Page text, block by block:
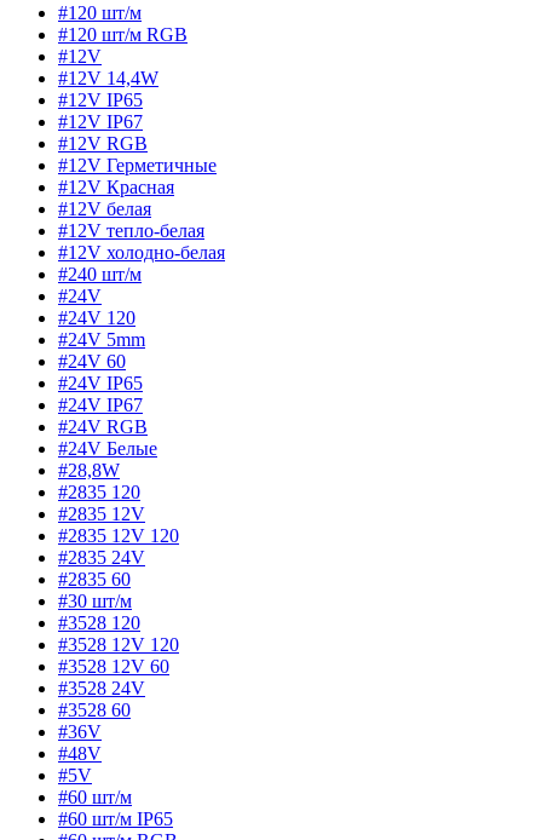
#120 шт/м
#120 шт/м RGB
#12V
#12V 14,4W
#12V IP65
#12V IP67
#12V RGB
#12V Герметичные
#12V Красная
#12V белая
#12V тепло-белая
#12V холодно-белая
#240 шт/м
#24V
#24V 120
#24V 5mm
#24V 60
#24V IP65
#24V IP67
#24V RGB
#24V Белые
#28,8W
#2835 120
#2835 12V
#2835 12V 120
#2835 24V
#2835 60
#30 шт/м
#3528 120
#3528 12V 120
#3528 12V 60
#3528 24V
#3528 60
#36V
#48V
#5V
#60 шт/м
#60 шт/м IP65